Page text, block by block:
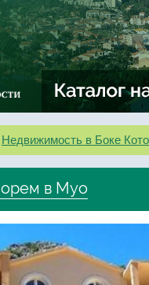
Недвижимость в Боке
в Муо